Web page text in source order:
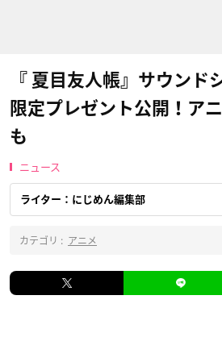
『 夏目友人帳』サウンド
限定プレゼント公開！ア
も
ニュース
ライター：にじめん編集部
カテゴリ : アニメ